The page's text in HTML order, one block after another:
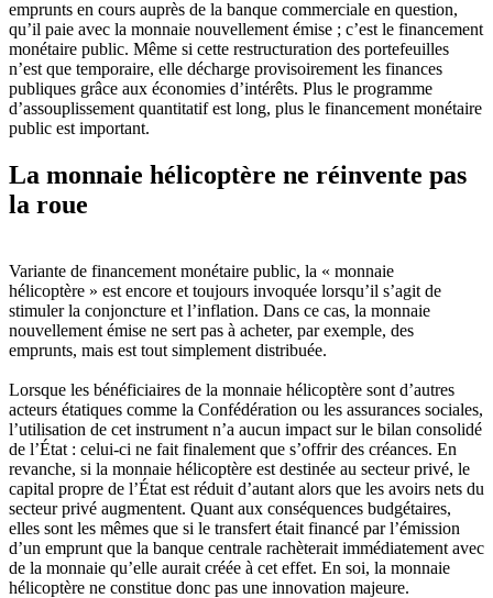
emprunts en cours auprès de la banque commerciale en question,
qu’il paie avec la monnaie nouvellement émise ; c’est le financement
monétaire public. Même si cette restructuration des portefeuilles
n’est que temporaire, elle décharge provisoirement les finances
publiques grâce aux économies d’intérêts. Plus le programme
d’assouplissement quantitatif est long, plus le financement monétaire
public est important.
La monnaie hélicoptère ne réinvente pas
la roue
Variante de financement monétaire public, la « monnaie
hélicoptère » est encore et toujours invoquée lorsqu’il s’agit de
stimuler la conjoncture et l’inflation. Dans ce cas, la monnaie
nouvellement émise ne sert pas à acheter, par exemple, des
emprunts, mais est tout simplement distribuée.
Lorsque les bénéficiaires de la monnaie hélicoptère sont d’autres
acteurs étatiques comme la Confédération ou les assurances sociales,
l’utilisation de cet instrument n’a aucun impact sur le bilan consolidé
de l’État : celui-ci ne fait finalement que s’offrir des créances. En
revanche, si la monnaie hélicoptère est destinée au secteur privé, le
capital propre de l’État est réduit d’autant alors que les avoirs nets du
secteur privé augmentent. Quant aux conséquences budgétaires,
elles sont les mêmes que si le transfert était financé par l’émission
d’un emprunt que la banque centrale rachèterait immédiatement avec
de la monnaie qu’elle aurait créée à cet effet. En soi, la monnaie
hélicoptère ne constitue donc pas une innovation majeure.